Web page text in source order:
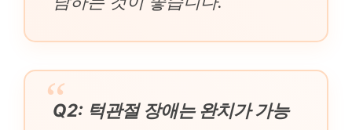
Q2: 턱관절 장애는 완치가 가능